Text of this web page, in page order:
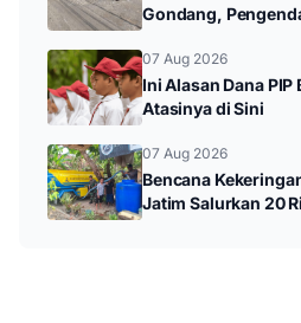
Gondang,
07 Aug 2026
Ini Alasan Dana PIP
Atasinya di Sini
07 Aug 2026
Bencana
Jatim Salurkan 20